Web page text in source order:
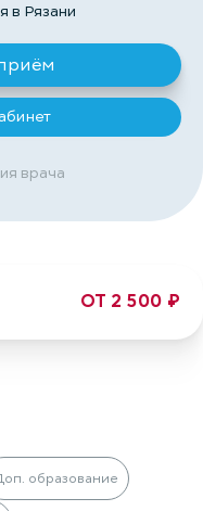
в Рязани
врача
ОТ 2 500 ₽
образование